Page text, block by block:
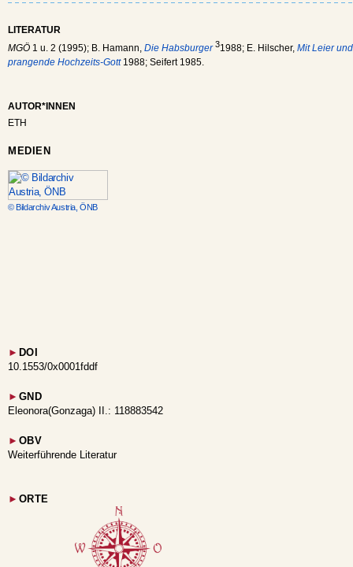
LITERATUR
MGÖ 1 u. 2 (1995); B. Hamann, Die Habsburger31988; E. Hilscher, Mit Leier
prangende Hochzeits-Gott1988; Seifert 1985.
AUTOR*INNEN
ETH
MEDIEN
© Bildarchiv Austria, ÖNB
► DOI
10.1553/0x0001fddf
► GND
Eleonora(Gonzaga) II.: 118883542
► OBV
Weiterführende Literatur
► ORTE